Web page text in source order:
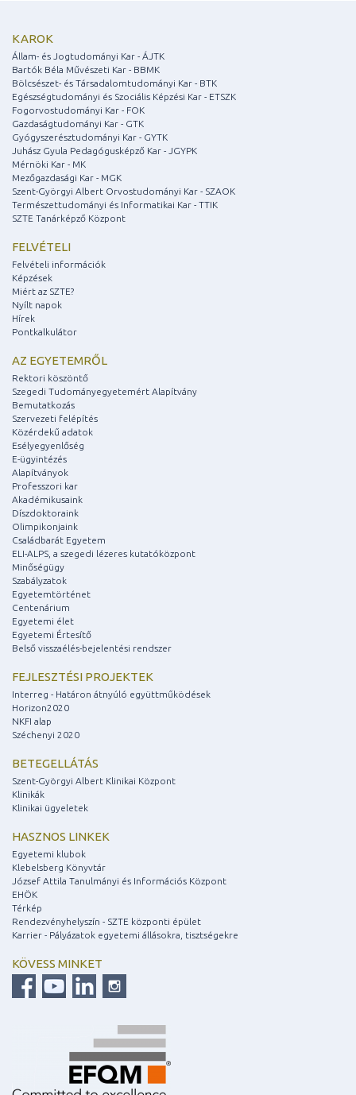
KAROK
Állam- és Jogtudományi Kar - ÁJTK
Bartók Béla Művészeti Kar - BBMK
Bölcsészet- és Társadalomtudományi Kar - BTK
Egészségtudományi és Szociális Képzési Kar - ETSZK
Fogorvostudományi Kar - FOK
Gazdaságtudományi Kar - GTK
Gyógyszerésztudományi Kar - GYTK
Juhász Gyula Pedagógusképző Kar - JGYPK
Mérnöki Kar - MK
Mezőgazdasági Kar - MGK
Szent-Györgyi Albert Orvostudományi Kar - SZAOK
Természettudományi és Informatikai Kar - TTIK
SZTE Tanárképző Központ
FELVÉTELI
Felvételi információk
Képzések
Miért az SZTE?
Nyílt napok
Hírek
Pontkalkulátor
AZ EGYETEMRŐL
Rektori köszöntő
Szegedi Tudományegyetemért Alapítvány
Bemutatkozás
Szervezeti felépítés
Közérdekű adatok
Esélyegyenlőség
E-ügyintézés
Alapítványok
Professzori kar
Akadémikusaink
Díszdoktoraink
Olimpikonjaink
Családbarát Egyetem
ELI-ALPS, a szegedi lézeres kutatóközpont
Minőségügy
Szabályzatok
Egyetemtörténet
Centenárium
Egyetemi élet
Egyetemi Értesítő
Belső visszaélés-bejelentési rendszer
FEJLESZTÉSI PROJEKTEK
Interreg - Határon átnyúló együttműködések
Horizon2020
NKFI alap
Széchenyi 2020
BETEGELLÁTÁS
Szent-Györgyi Albert Klinikai Központ
Klinikák
Klinikai ügyeletek
HASZNOS LINKEK
Egyetemi klubok
Klebelsberg Könyvtár
József Attila Tanulmányi és Információs Központ
EHÖK
Térkép
Rendezvényhelyszín - SZTE központi épület
Karrier - Pályázatok egyetemi állásokra, tisztségekre
KÖVESS MINKET